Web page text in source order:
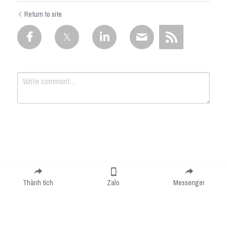
Return to site
Submit
Thành tích Zalo Messenger